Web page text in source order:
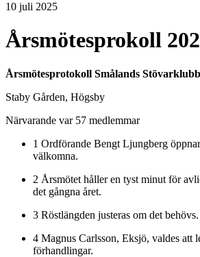
10 juli 2025
Årsmötesprokoll
Årsmötesprotokoll Smålands
Staby Gården, Högsby
Närvarande var 57 medlemmar
1 Ordförande Bengt Ljungberg
välkomna.
2 Årsmötet håller en tyst minut för
det gångna året.
3 Röstlängden justeras om det behövs.
4 Magnus Carlsson, Eksjö, valdes att
förhandlingar.